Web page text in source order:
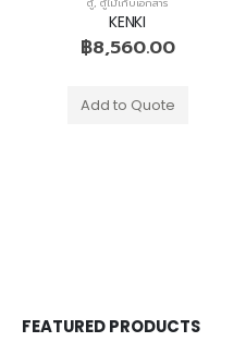
ตู้, ตู้ไม้เก็บเอกสาร
KENKI
฿8,560.00
Add to Quote
FEATURED PRODUCTS